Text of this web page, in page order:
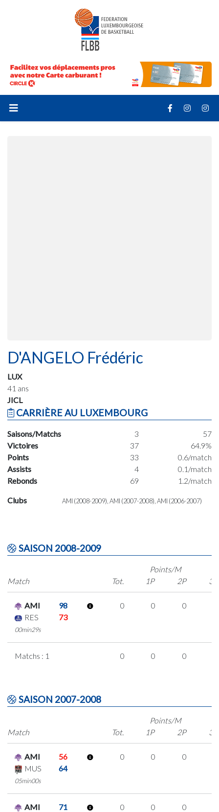
D'ANGELO Frédéric
LUX
41 ans
JICL
CARRIÈRE AU LUXEMBOURG
Saisons/Matchs 3
57
Victoires
37
64.9%
Points
33
0.6/match
Assists
4
0.1/match
Rebonds
69 1.2/match
Clubs AMI (2008-2009), AMI (2007-2008), AMI (2006-2007)
SAISON 2008-2009
Match
Points/M
Tot.
1P 2P 3P
AMI
98
RES
73
00min29s
0 0 0
Matchs : 1 0 0 0
SAISON 2007-2008
Match
Points/M
Tot.
1P 2P 3P
AMI
56
MUS
64
05min00s
0 0 0
AMI
71
0 0 0